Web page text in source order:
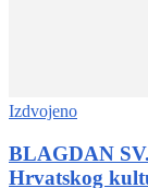
Izdvojeno
BLAGDAN
Hrvatskog